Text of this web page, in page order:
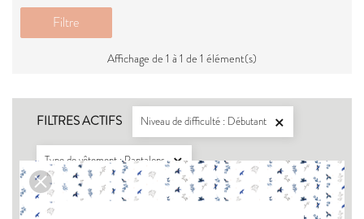
Filtre
Affichage de 1 à 1 de 1 élément(s)
FILTRES ACTIFS Niveau de difficulté : Débutant 
Type de vêtement : Pantalons 
Type de tissu : Chaîne et trame avec élasthanne